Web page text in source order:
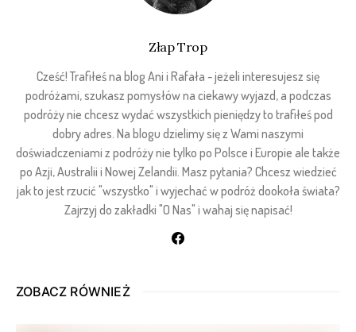
Złap Trop
Cześć! Trafiłeś na blog Ani i Rafała - jeżeli interesujesz się
podróżami, szukasz pomysłów na ciekawy wyjazd, a podczas
podróży nie chcesz wydać wszystkich pieniędzy to trafiłeś pod
dobry adres. Na blogu dzielimy się z Wami naszymi
doświadczeniami z podróży nie tylko po Polsce i Europie ale także
po Azji, Australii i Nowej Zelandii. Masz pytania? Chcesz wiedzieć
jak to jest rzucić "wszystko" i wyjechać w podróż dookoła świata?
Zajrzyj do zakładki "O Nas" i wahaj się napisać!
ZOBACZ RÓWNIEŻ